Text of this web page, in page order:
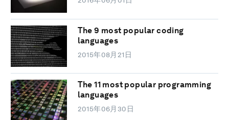
The 9 most popular coding
languages
2015年08月21日
The 11 most popular programming
languages
2015年06月30日